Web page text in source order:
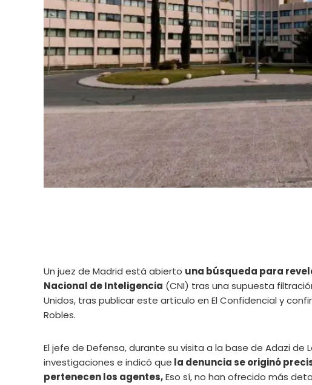
Un juez de Madrid está abierto una búsqueda para
Nacional de Inteligencia (CNI) tras una supuesta
Unidos, tras publicar este artículo en El Confidencial y
Robles.
El jefe de Defensa, durante su visita a la base de Adazi
investigaciones e indicó que la denuncia se originó
pertenecen los agentes,Eso sí, no han ofrecido más